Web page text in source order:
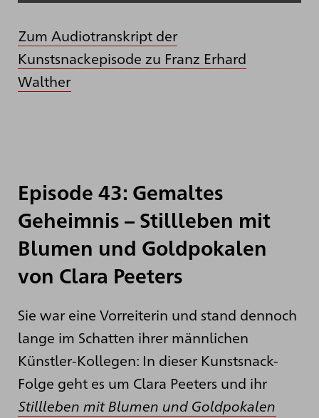
Zum Audiotranskript der
Kunstsnackepisode zu Franz Erhard
Walther
Episode 43: Gemaltes
Geheimnis – Stillleben mit
Blumen und Goldpokalen
von Clara Peeters
Sie war eine Vorreiterin und stand dennoch
lange im Schatten ihrer männlichen
Künstler-Kollegen: In dieser Kunstsnack-
Folge geht es um Clara Peeters und ihr
Stillleben mit Blumen und Goldpokalen